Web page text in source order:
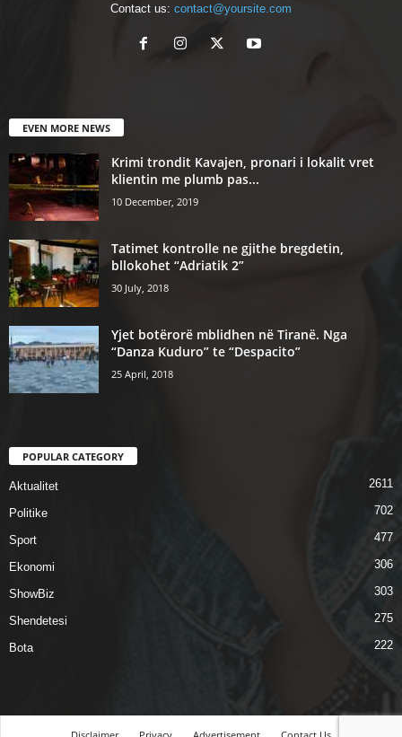
Contact us: contact@yoursite.com
EVEN MORE NEWS
Krimi trondit Kavajen, pronari i lokalit vret
klientin me plumb pas...
10 December, 2019
Tatimet kontrolle ne gjithe bregdetin,
bllokohet “Adriatik 2”
30 July, 2018
Yjet botërorë mblidhen në Tiranë. Nga
“Danza Kuduro” te “Despacito”
25 April, 2018
POPULAR CATEGORY
Aktualitet 2611
Politike 702
Sport 477
Ekonomi 306
ShowBiz 303
Shendetesi 275
Bota 222